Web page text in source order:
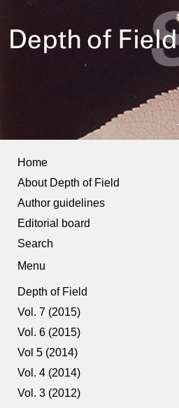
Home
About Depth of Field
Author guidelines
Editorial board
Search
Menu
Depth of Field
Vol. 7 (2015)
Vol. 6 (2015)
Vol 5 (2014)
Vol. 4 (2014)
Vol. 3 (2012)